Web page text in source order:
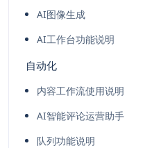
AI图像生成
AI工作台功能说明
自动化
内容工作流使用说明
AI智能评论运营助手
队列功能说明